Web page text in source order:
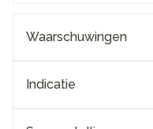
Waarschuwingen
Indicatie